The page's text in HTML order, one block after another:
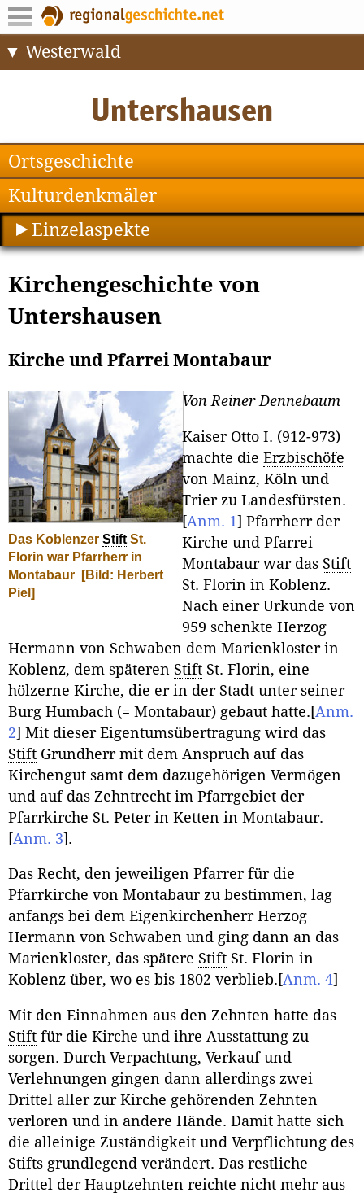
Westerwald
Ortsgeschichte
Kulturdenkmäler
Einzelaspekte
Kirchengeschichte von
Untershausen
Kirche und Pfarrei Montabaur
Das Koblenzer Stift St.
Florin war Pfarrherr in
Montabaur
[Bild: Herbert
Piel]
Von Reiner Dennebaum
Kaiser Otto I. (912-973)
machte die Erzbischöfe
von Mainz, Köln und
Trier zu Landesfürsten.
[Anm. 1] Pfarrherr der
Kirche und Pfarrei
Montabaur war das Stift
St. Florin in Koblenz.
Nach einer Urkunde von
959 schenkte Herzog
Hermann von Schwaben dem Marienkloster in
Koblenz, dem späteren Stift St. Florin, eine
hölzerne Kirche, die er in der Stadt unter seiner
Burg Humbach (= Montabaur) gebaut hatte. [Anm.
2] Mit dieser Eigentumsübertragung wird das
Stift Grundherr mit dem Anspruch auf das
Kirchengut samt dem dazugehörigen Vermögen
und auf das Zehntrecht im Pfarrgebiet der
Pfarrkirche St. Peter in Ketten in Montabaur.
[Anm. 3] .
Das Recht, den jeweiligen Pfarrer für die
Pfarrkirche von Montabaur zu bestimmen, lag
anfangs bei dem Eigenkirchenherr Herzog
Hermann von Schwaben und ging dann an das
Marienkloster, das spätere Stift St. Florin in
Koblenz über, wo es bis 1802 verblieb. [Anm. 4]
Mit den Einnahmen aus den Zehnten hatte das
Stift für die Kirche und ihre Ausstattung zu
sorgen. Durch Verpachtung, Verkauf und
Verlehnungen gingen dann allerdings zwei
Drittel aller zur Kirche gehörenden Zehnten
verloren und in andere Hände. Damit hatte sich
die alleinige Zuständigkeit und Verpflichtung des
Stifts grundlegend verändert. Das restliche
Drittel der Hauptzehnten reichte nicht mehr aus